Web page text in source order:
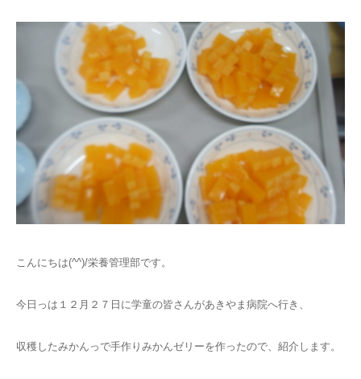
こんにちは(^^)/栄養管理部です。
今日っは１２月２７日に学童の皆さんがあきやま病院へ行き、
収穫したみかんっで手作りみかんゼリーを作ったので、紹介します。
求人・ボランティア
アクセス
お知らせ